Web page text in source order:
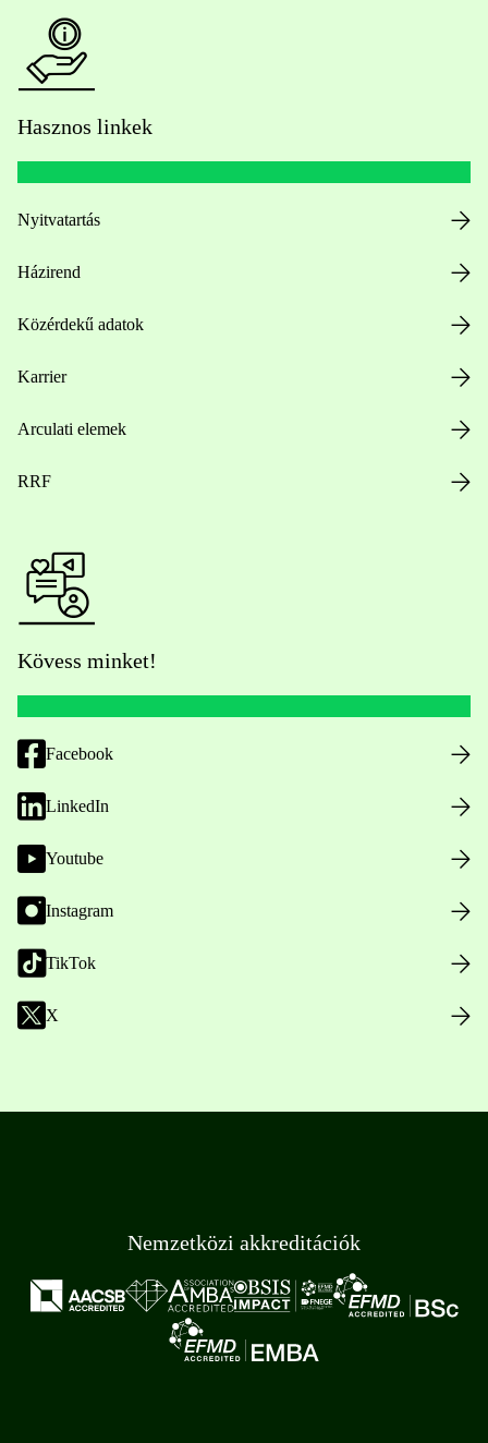
Hasznos linkek
Nyitvatartás
Házirend
Közérdekű adatok
Karrier
Arculati elemek
RRF
Kövess minket!
Facebook
LinkedIn
Youtube
Instagram
TikTok
X
Nemzetközi akkreditációk